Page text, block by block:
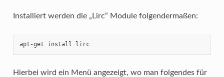
Installiert werden die „Lirc“ Module folgendermaßen:
apt-get install lirc
Hierbei wird ein Menü angezeigt, wo man folgendes für